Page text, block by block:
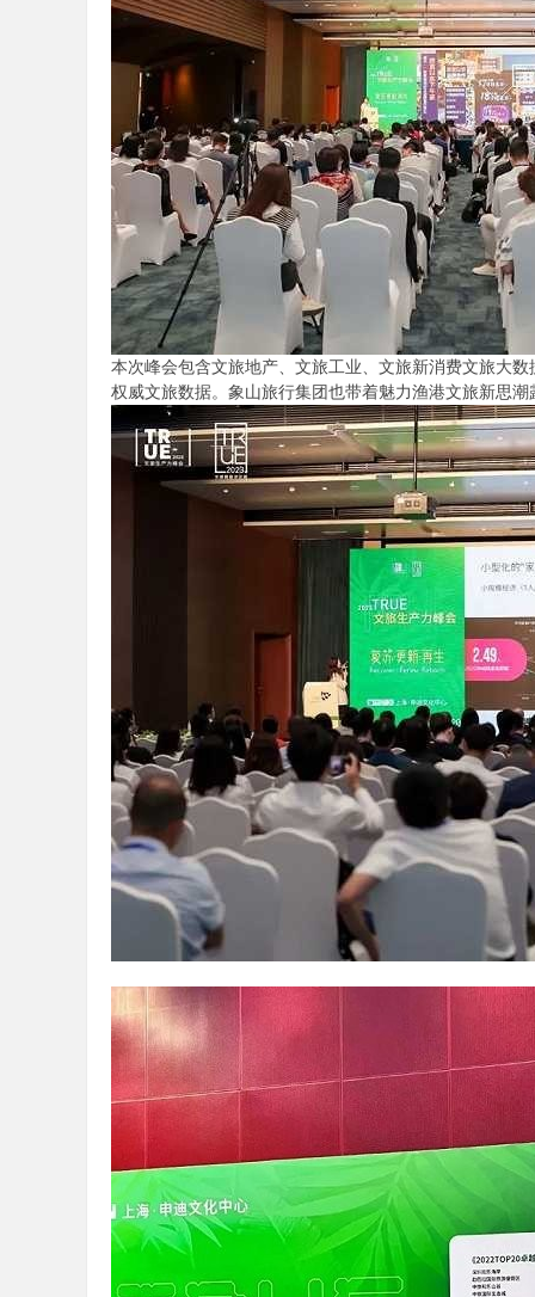
本次峰会包含文旅地产、文旅工业、文旅新消费文旅大
权威文旅数据。象山旅行集团也带着魅力渔港文旅新思潮